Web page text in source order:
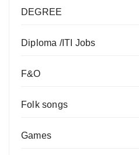
DEGREE
Diploma /ITI Jobs
F&O
Folk songs
Games